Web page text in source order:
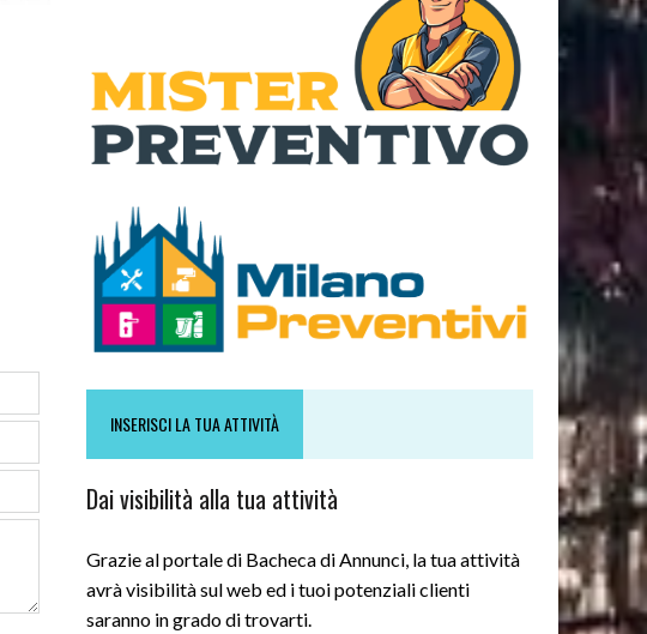
INSERISCI LA TUA ATTIVITÀ
Dai visibilità alla tua attività
Grazie al portale di Bacheca di Annunci, la tua attività
avrà visibilità sul web ed i tuoi potenziali clienti
saranno in grado di trovarti.